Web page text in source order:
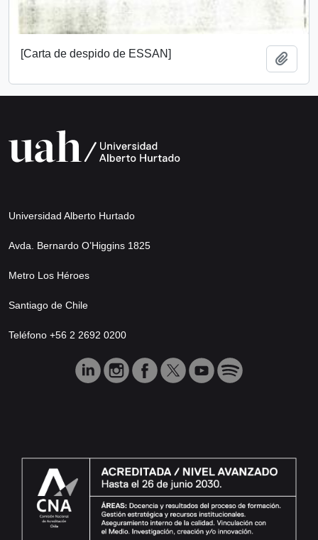
[Carta de despido de ESSAN]
Universidad Alberto Hurtado
Avda. Bernardo O’Higgins 1825
Metro Los Héroes
Santiago de Chile
Teléfono +56 2 2692 0200